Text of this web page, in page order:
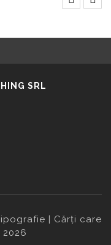
SRL
| Cărți care